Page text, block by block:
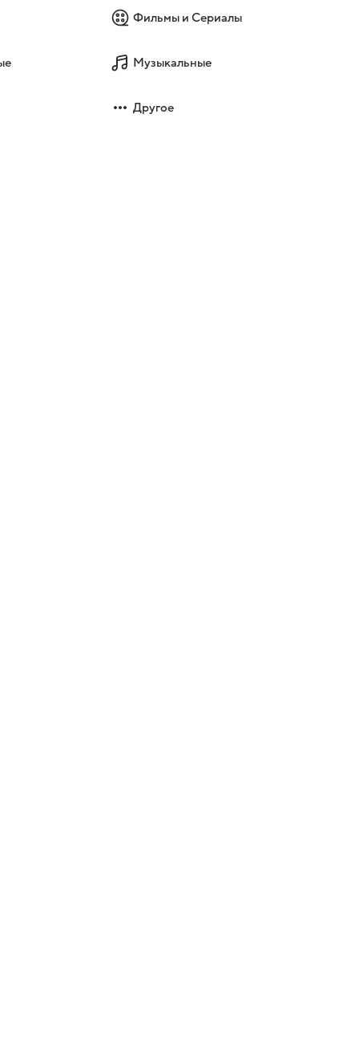
Фильмы и Сериалы
Музыкальные
Другое